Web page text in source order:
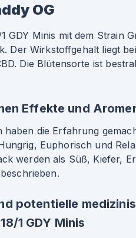
OG
GDY Minis mit dem Strain
Der Wirkstoffgehalt liegt
Die Blütensorte ist
Effekte und
haben die Erfahrung
Euphorisch und
werden als Süß, Kiefer,
potentielle
1 GDY Minis